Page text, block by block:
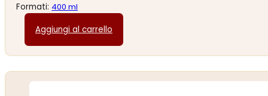
Formati:400 ml
Aggiungi al carrello